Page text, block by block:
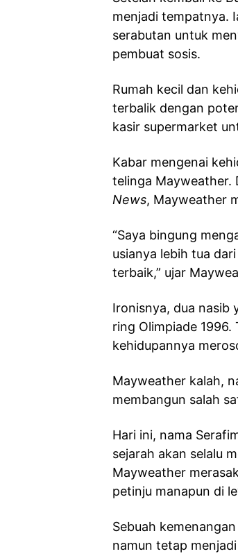
menjadi tempatnya.
serabutan untuk
pembuat sosis.
Rumah kecil dan
terbalik dengan
kasir supermarket
Kabar mengenai
telinga Mayweather.
News, Mayweather
“Saya bingung
usianya lebih tua
terbaik,” ujar
Ironisnya, dua nasib
ring Olimpiade
kehidupannya
Mayweather kalah,
membangun salah
Hari ini, nama
sejarah akan selalu
Mayweather
petinju manapun di
Sebuah
namun tetap